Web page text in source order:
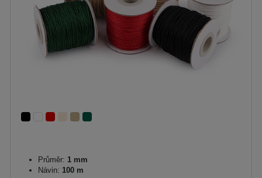
Průměr: 1 mm
Návin: 100 m